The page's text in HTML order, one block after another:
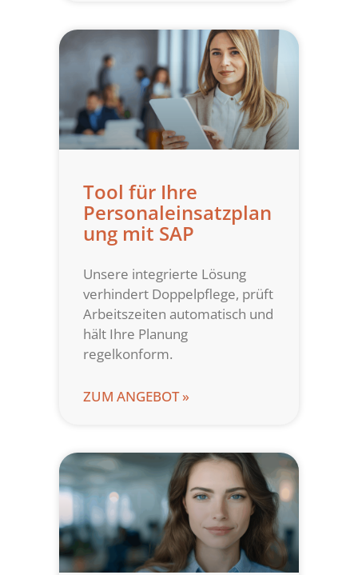
Tool für Ihre
Personaleinsatzplan
ung mit SAP
Unsere integrierte Lösung
verhindert Doppelpflege, prüft
Arbeitszeiten automatisch und
hält Ihre Planung
regelkonform.
ZUM ANGEBOT »